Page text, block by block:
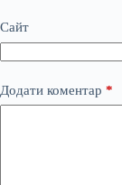
Сайт
Додати коментар *